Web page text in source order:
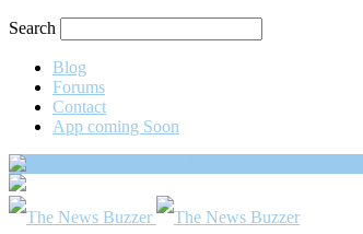
Search
Blog
Forums
Contact
App coming Soon